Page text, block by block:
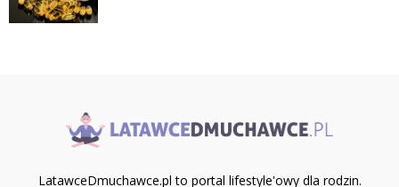
LatawceDmuchawce.pl to portal lifestyle'owy dla rodzin.